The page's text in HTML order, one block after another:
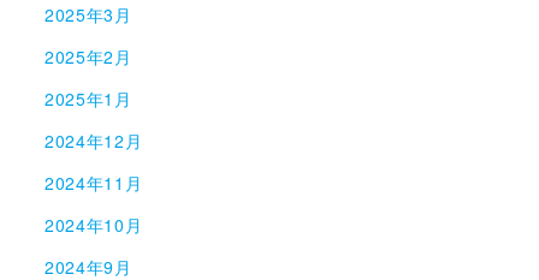
2025年3月
2025年2月
2025年1月
2024年12月
2024年11月
2024年10月
2024年9月